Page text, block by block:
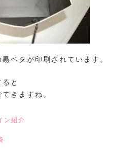
ベタが印刷されています。
と
きますね。
ン紹介